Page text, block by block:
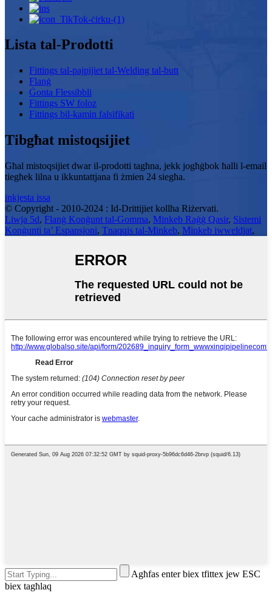
Lista tal-Prodotti
Fittings tal-pajpijiet tal-Welding tal-butt
Flanġ
Ġonta Flessibbli
Fittings SW foloz
Fittings bil-kamin falsifikati
Tibgħat mistoqsijiet
Għal mistoqsijiet dwar il-prodotti tagħna, jekk jogħġbok ħalli l-email
tiegħek lilna u ikkuntattjana fi żmien 24 siegħa.
inkjesta issa
© Copyright - 2010-2024 : Id-Drittijiet kollha Riżervati.
Liwja 5d, Flanġ Konġunt tal-Gomma, Minkeb Raġġ Qasir, Sistemi
Konġunti ta’ Espansjoni, Tnaqqis tal-Minkeb, Minkeb iwweldjat,
Agħfas enter biex tfittex jew ESC
biex tagħlaq